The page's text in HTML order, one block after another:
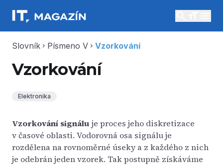
Slovník chevron_right Písmeno V chevron_right Vzorkování
Vzorkování
Elektronika
Vzorkování signálu je proces jeho diskretizace
v časové oblasti. Vodorovná osa signálu je
rozdělena na rovnoměrné úseky a z každého z nich
je odebrán jeden vzorek. Tak postupně získáváme